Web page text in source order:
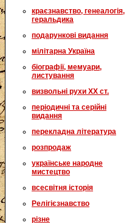
краєзнавство, генеалогія,
геральдика
подарункові видання
мілітарна Україна
біографії, мемуари,
листування
визвольні рухи XX ст.
періодичні та серійні
видання
перекладна література
розпродаж
українське народне
мистецтво
всесвітня історія
Релігієзнавство
різне